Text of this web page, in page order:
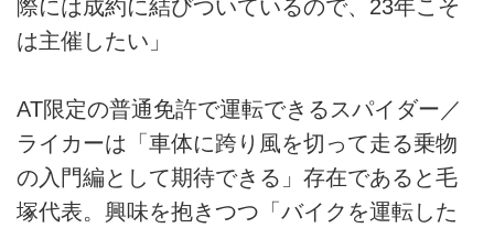
際には成約に結びついているので、23年こそ
は主催したい」
AT限定の普通免許で運転できるスパイダー／
ライカーは「車体に跨り風を切って走る乗物
の入門編として期待できる」存在であると毛
塚代表。興味を抱きつつ「バイクを運転した